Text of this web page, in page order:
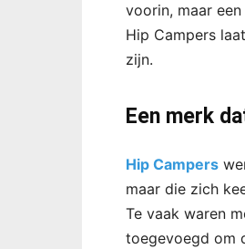
voorin, maar
Hip Campers
zijn.
Een merk
Hip Campers
maar die zich
Te vaak waren
toegevoegd om